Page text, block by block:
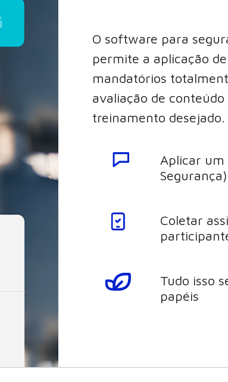
O software para
permite a aplicação
mandatórios
avaliação de
treinamento
Aplicar um
Segurança)
Coletar
Tudo isso
papéis